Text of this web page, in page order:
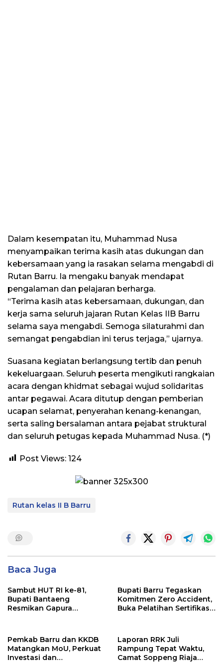
Dalam kesempatan itu, Muhammad Nusa
menyampaikan terima kasih atas dukungan dan
kebersamaan yang ia rasakan selama mengabdi di
Rutan Barru. Ia mengaku banyak mendapat
pengalaman dan pelajaran berharga.
“Terima kasih atas kebersamaan, dukungan, dan
kerja sama seluruh jajaran Rutan Kelas IIB Barru
selama saya mengabdi. Semoga silaturahmi dan
semangat pengabdian ini terus terjaga,” ujarnya.
Suasana kegiatan berlangsung tertib dan penuh
kekeluargaan. Seluruh peserta mengikuti rangkaian
acara dengan khidmat sebagai wujud solidaritas
antar pegawai. Acara ditutup dengan pemberian
ucapan selamat, penyerahan kenang-kenangan,
serta saling bersalaman antara pejabat struktural
dan seluruh petugas kepada Muhammad Nusa. (*)
Post Views: 124
Rutan kelas II B Barru
Baca Juga
Sambut HUT RI ke-81,
Bupati Bantaeng
Resmikan Gapura
Bupati Barru Tegaskan
Komitmen Zero Accident,
Buka Pelatihan Sertifikasi
Pemkab Barru dan KKDB
Matangkan MoU, Perkuat
Investasi dan
Laporan RRK Juli
Rampung Tepat Waktu,
Camat Soppeng Riaja